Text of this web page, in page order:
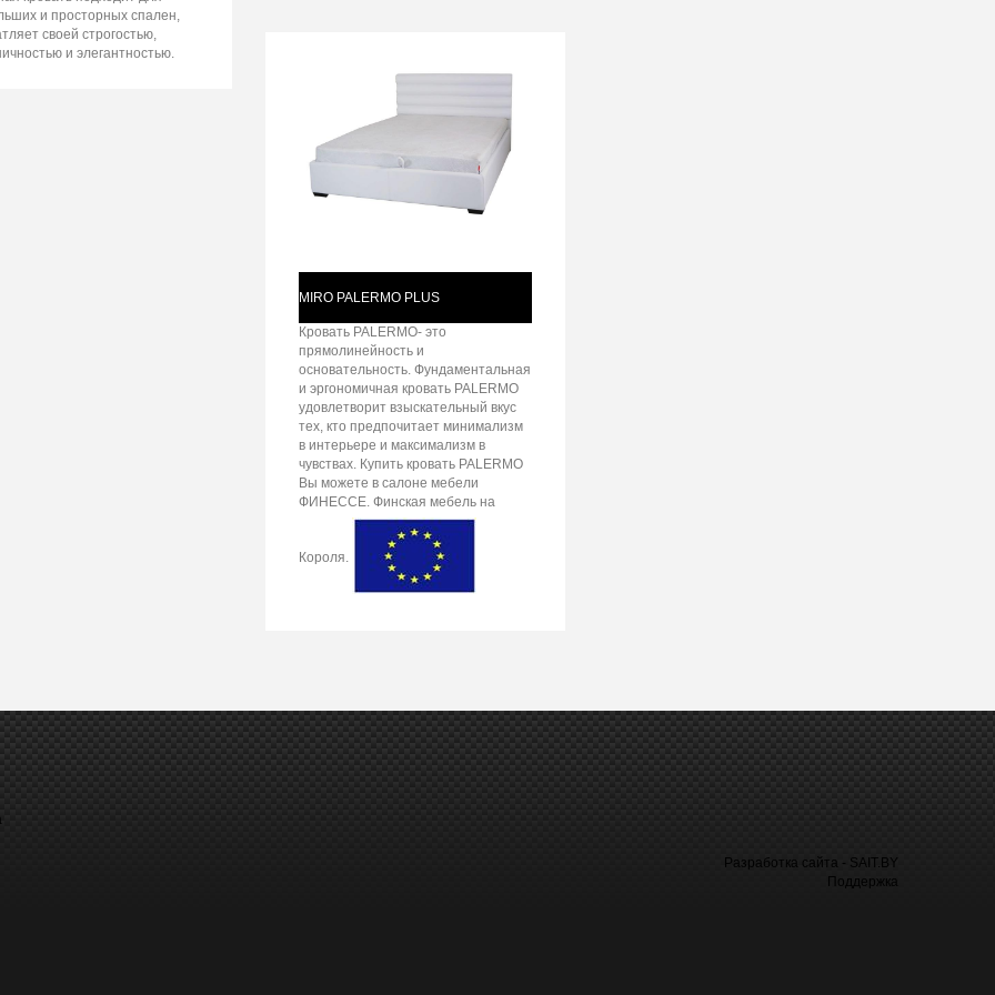
и просторных спален,
своей строгостью,
и элегантностью.
MIRO PALERMO PLUS
Кровать PALERMO- это
прямолинейность и
основательность. Фундаментальная
и эргономичная кровать PALERMO
удовлетворит взыскательный вкус
тех, кто предпочитает минимализм
в интерьере и максимализм в
чувствах. Купить кровать PALERMO
Вы можете в салоне мебели
ФИНЕССЕ. Финская мебель на
Короля.
Разработка сайта - SAIT.BY
Поддержка